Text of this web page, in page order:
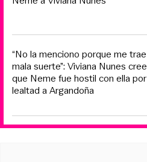
“No la menciono porque me trae
mala suerte”: Viviana Nunes cree
que Neme fue hostil con ella por
lealtad a Argandoña